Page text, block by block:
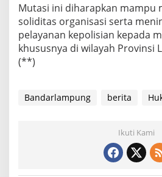
Mutasi ini diharapkan mampu
soliditas organisasi serta
pelayanan kepolisian kepada
khususnya di wilayah Provinsi
(**)
Bandarlampung berita
Ikuti Kami